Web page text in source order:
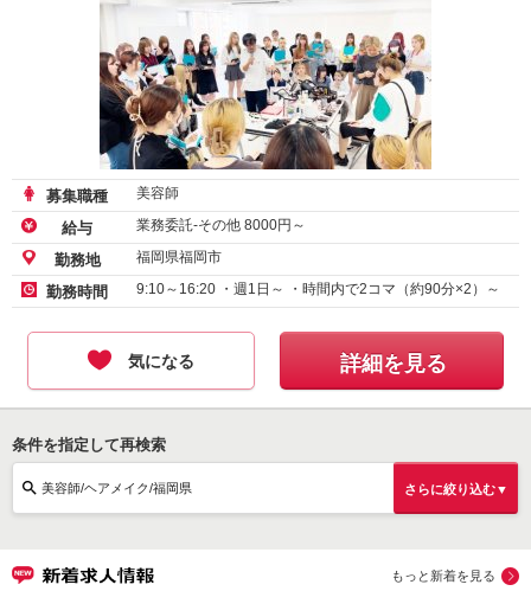
募集職種 美容師
給与 業務委託-その他 8000円～
勤務地 福岡県福岡市
勤務時間 9:10～16:20 ・週1日～ ・時間内で2コマ（約90分×2）～
気になる 詳細を見る
条件を指定して再検索
美容師/ヘアメイク/福岡県 さらに絞り込む▼
もっと新着を見る